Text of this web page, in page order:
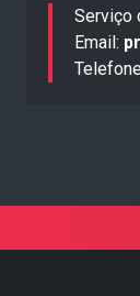
Serviço
Email: